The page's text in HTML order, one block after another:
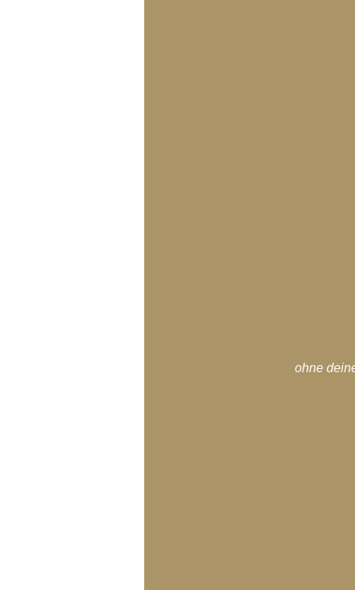
ohne